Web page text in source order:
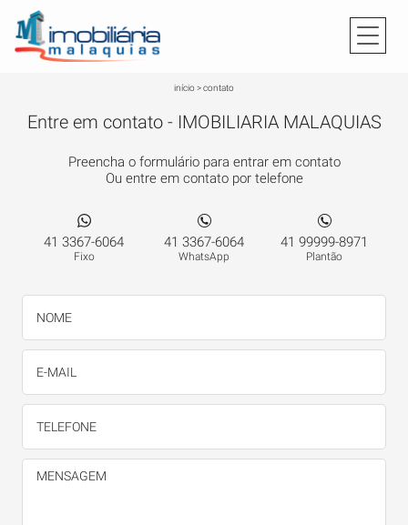
início>contato
Entre em contato - IMOBILIARIA MALAQUIAS
Preencha o formulário para entrar em contato
Ou entre em contato por telefone
41 3367-6064
Fixo
41 3367-6064
WhatsApp
41 99999-8971
Plantão